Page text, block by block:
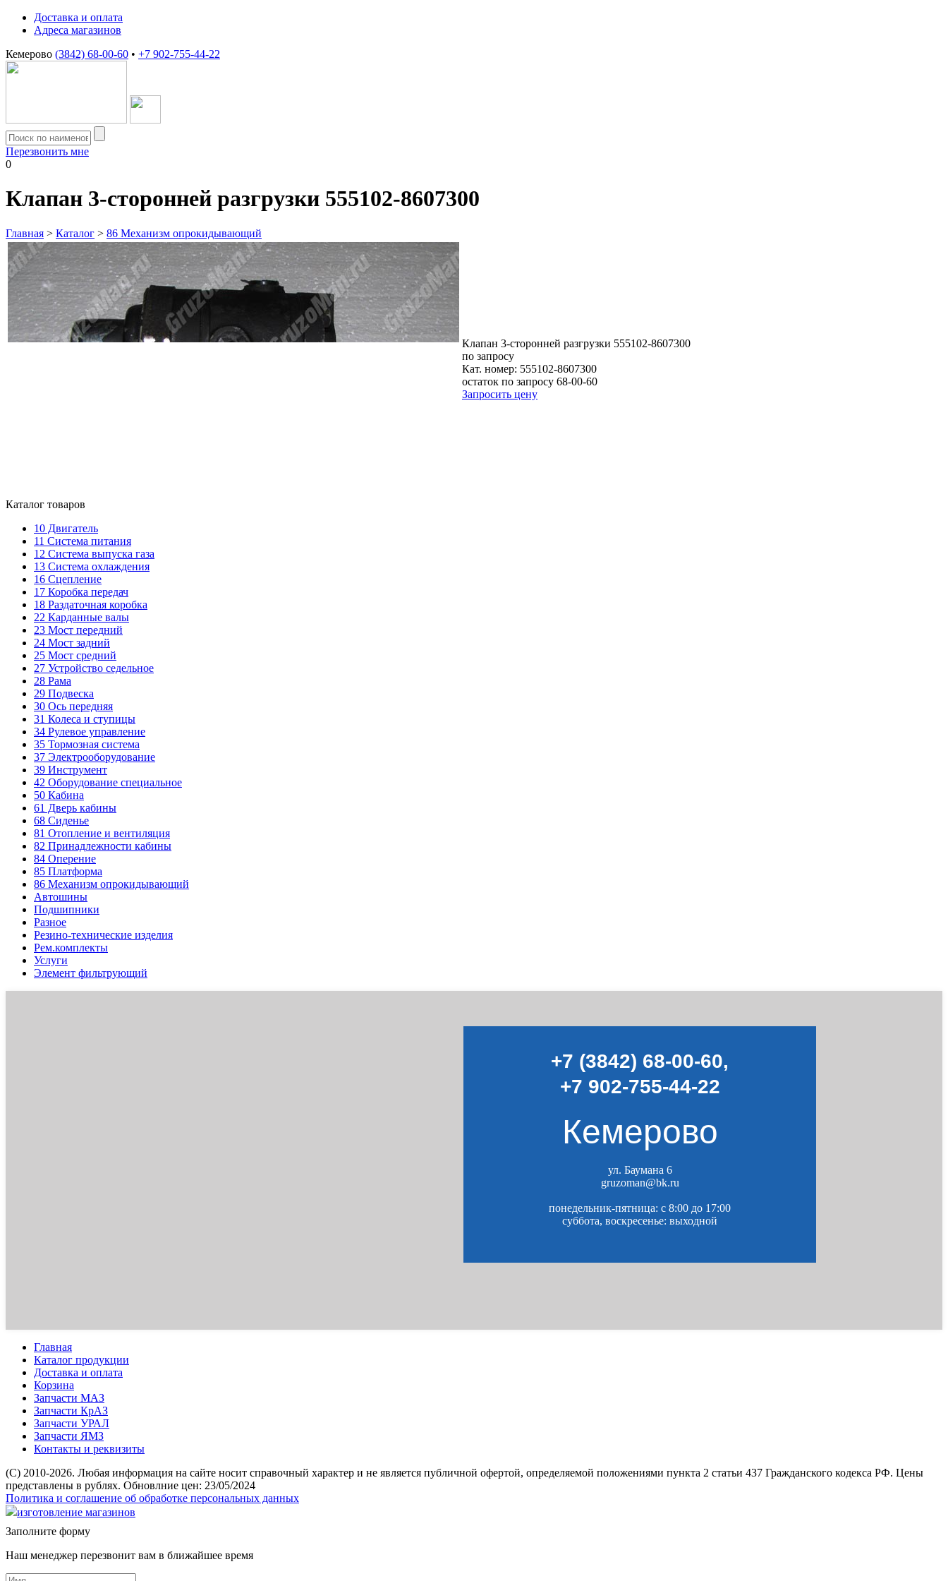
Доставка и оплата
Адреса магазинов
Кемерово (3842) 68-00-60 • +7 902-755-44-22
Перезвонить мне
0
Клапан 3-сторонней разгрузки 555102-8607300
Главная > Каталог > 86 Механизм опрокидывающий
Клапан 3-сторонней разгрузки 555102-8607300
по запросу
Кат. номер: 555102-8607300
остаток по запросу 68-00-60
Запросить цену
Каталог товаров
10 Двигатель
11 Система питания
12 Система выпуска газа
13 Система охлаждения
16 Сцепление
17 Коробка передач
18 Раздаточная коробка
22 Карданные валы
23 Мост передний
24 Мост задний
25 Мост средний
27 Устройство седельное
28 Рама
29 Подвеска
30 Ось передняя
31 Колеса и ступицы
34 Рулевое управление
35 Тормозная система
37 Электрооборудование
39 Инструмент
42 Оборудование специальное
50 Кабина
61 Дверь кабины
68 Сиденье
81 Отопление и вентиляция
82 Принадлежности кабины
84 Оперение
85 Платформа
86 Механизм опрокидывающий
Автошины
Подшипники
Разное
Резино-технические изделия
Рем.комплекты
Услуги
Элемент фильтрующий
+7 (3842) 68-00-60,
+7 902-755-44-22
Кемерово
ул. Баумана 6
gruzoman@bk.ru
понедельник-пятница: c 8:00 до 17:00
суббота, воскресенье: выходной
Главная
Каталог продукции
Доставка и оплата
Корзина
Запчасти МАЗ
Запчасти КрАЗ
Запчасти УРАЛ
Запчасти ЯМЗ
Контакты и реквизиты
(C) 2010-2026. Любая информация на сайте носит справочный характер и не является публичной офертой, определяемой положениями пункта 2 статьи 437 Гражданского кодекса РФ. Цены
представлены в рублях. Обновлние цен: 23/05/2024
Политика и соглашение об обработке персональных данных
изготовление магазинов
Заполните форму
Наш менеджер перезвонит вам в ближайшее время